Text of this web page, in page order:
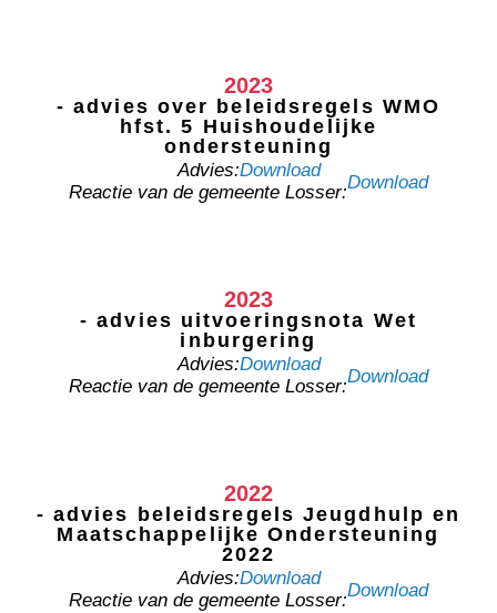
2023
- advies over beleidsregels WMO
hfst. 5 Huishoudelijke
ondersteuning
Advies:Download
Reactie van de gemeente Losser:Download
2023
- advies uitvoeringsnota Wet
inburgering
Advies:Download
Reactie van de gemeente Losser:Download
2022
- advies beleidsregels Jeugdhulp en
Maatschappelijke Ondersteuning
2022
Advies:Download
Reactie van de gemeente Losser:Download